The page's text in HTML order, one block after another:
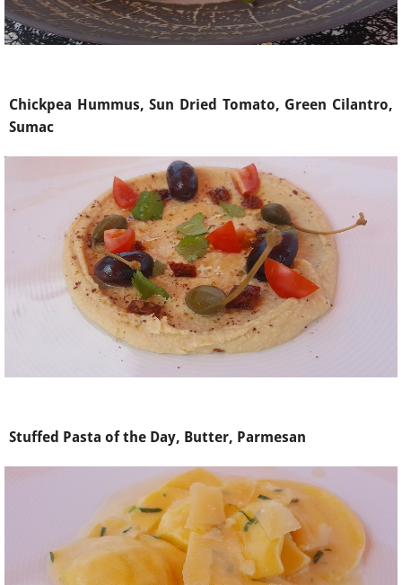
Chickpea Hummus, Sun Dried Tomato, Green Cilantro,
Sumac
Stuffed Pasta of the Day, Butter, Parmesan